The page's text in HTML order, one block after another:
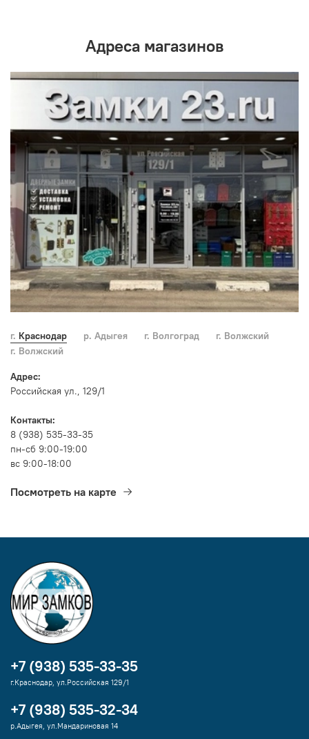
Адреса магазинов
г. Краснодар р. Адыгея г. Волгоград
г. Волжский
г. Волжский
Адрес:
Российская ул., 129/1
Контакты:
8 (938) 535-33-35
пн-сб 9:00-19:00
вс 9:00-18:00
Посмотреть на карте
+7 (938) 535-33-35
г.Краснодар, ул.Российская 129/1
+7 (938) 535-32-34
р.Адыгея, ул.Мандариновая 14